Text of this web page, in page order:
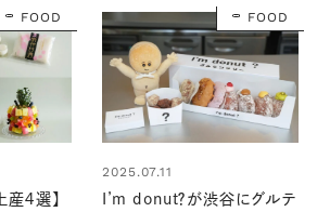
FOOD
４選】
FOOD
2025.07.11
I’m donut？が渋谷にグルテ